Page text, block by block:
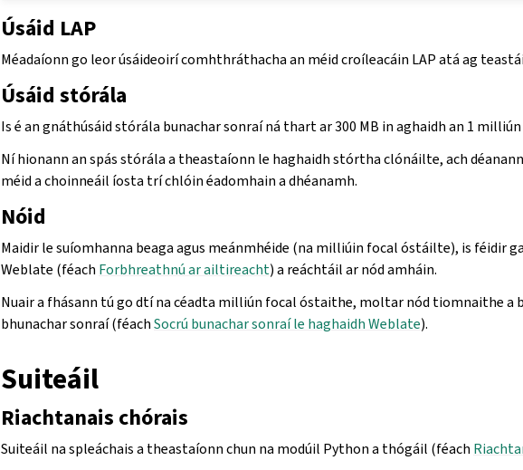
Úsáid LAP
Méadaíonn go leor úsáideoirí comhthráthacha an méid croíleacáin LAP atá ag
Úsáid stórála
Is é an gnáthúsáid stórála bunachar sonraí ná thart ar 300 MB in aghaidh an 1
Ní hionann an spás stórála a theastaíonn le haghaidh stórtha clónáilte, ach
méid a choinneáil íosta trí chlóin éadomhain a dhéanamh.
Nóid
Maidir le suíomhanna beaga agus meánmhéide (na milliúin focal óstáilte), is féidir
Weblate (féach Forbhreathnú ar ailtireacht) a reáchtáil ar nód amháin.
Nuair a fhásann tú go dtí na céadta milliún focal óstaithe, moltar nód tiomnaithe a
bhunachar sonraí (féachSocrú bunachar sonraí le haghaidh Weblate).
Suiteáil
Riachtanais chórais
Suiteáil na spleáchais a theastaíonn chun na modúil Python a thógáil (féach